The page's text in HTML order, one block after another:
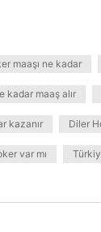
maaşı ne kadar
kadar maaş alır
kazanır Diler
var mı